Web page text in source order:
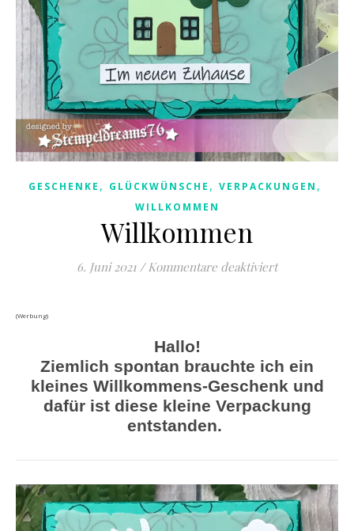
GESCHENKE , GLÜCKWÜNSCHE , VERPACKUNGEN ,
WILLKOMMEN
Willkommen
6. Juni 2021 / Kommentare deaktiviertfür
(Werbung)
Hallo!
Ziemlich spontan brauchte ich ein
kleines Willkommens-Geschenk und
dafür ist diese kleine Verpackung
entstanden.